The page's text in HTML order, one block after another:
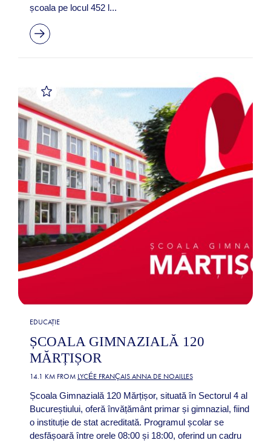
școala pe locul 452 l...
EDUCAȚIE
ȘCOALA GIMNAZIALĂ 120
MĂRȚIȘOR
14.1 KM FROM LYCÉE FRANÇAIS ANNA DE NOAILLES
Școala Gimnazială 120 Mărțișor, situată în Sectorul 4 al
Bucureștiului, oferă învățământ primar și gimnazial, fiind
o instituție de stat acreditată. Programul școlar se
desfășoară între orele 08:00 și 18:00, oferind un cadru